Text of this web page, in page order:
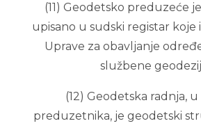
(11) Geodetsko preduzeće
upisano u sudski registar koje
Uprave za obavljanje
službene
(12) Geodetska radnja,
preduzetnika, je geodetski